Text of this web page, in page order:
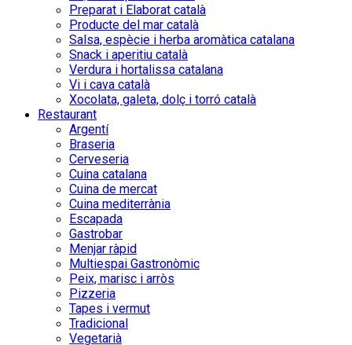
Preparat i Elaborat català
Producte del mar català
Salsa, espècie i herba aromàtica catalana
Snack i aperitiu català
Verdura i hortalissa catalana
Vi i cava català
Xocolata, galeta, dolç i torró català
Restaurant
Argentí
Braseria
Cerveseria
Cuina catalana
Cuina de mercat
Cuina mediterrània
Escapada
Gastrobar
Menjar ràpid
Multiespai Gastronòmic
Peix, marisc i arròs
Pizzeria
Tapes i vermut
Tradicional
Vegetarià